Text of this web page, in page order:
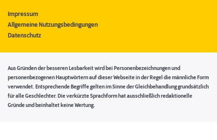
Impressum
Allgemeine Nutzungsbedingungen
Datenschutz
Aus Gründen der besseren Lesbarkeit wird bei Personenbezeichnungen und
personenbezogenen Hauptwörtern auf dieser Webseite in der Regel die männliche Form
verwendet. Entsprechende Begriffe gelten im Sinne der Gleichbehandlung grundsätzlich
für alle Geschlechter. Die verkürzte Sprachform hat ausschließlich redaktionelle
Gründe und beinhaltet keine Wertung.